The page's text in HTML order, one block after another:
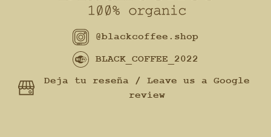
@blackcoffee.shop
BLACK_COFFEE_2022
Deja tu reseña / Leave us a Google
review